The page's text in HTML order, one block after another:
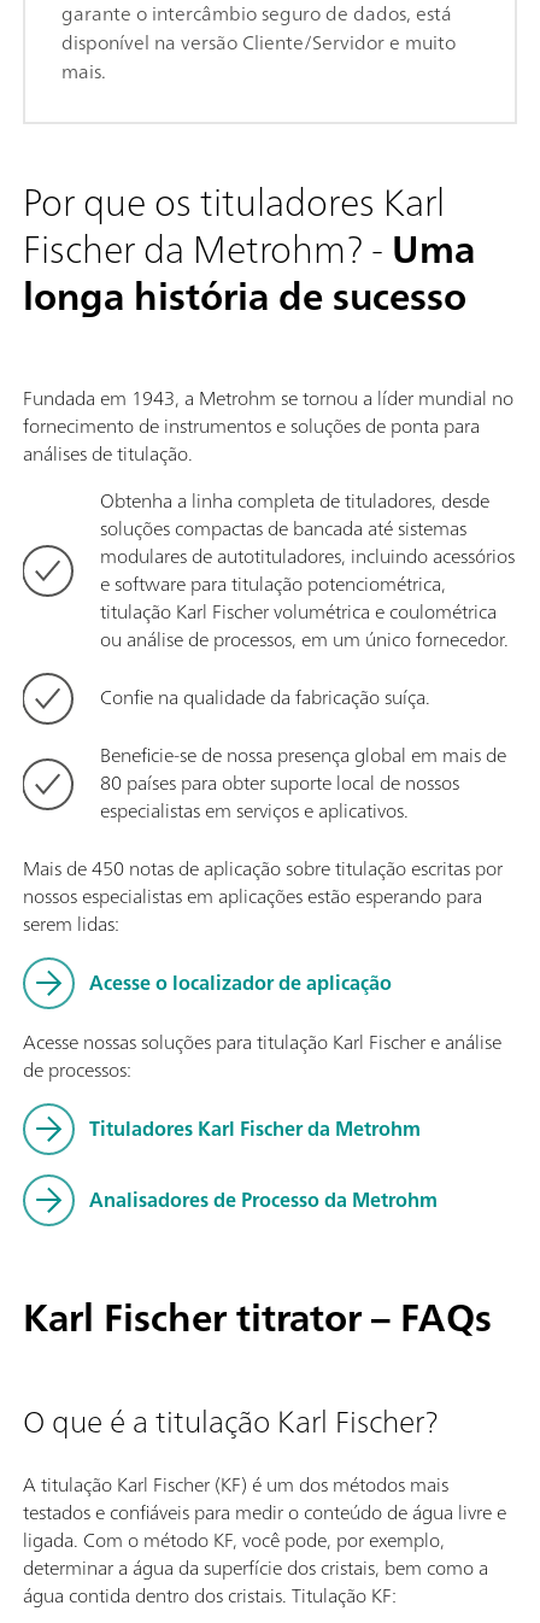
garante o intercâmbio seguro de dados, está
disponível na versão Cliente/Servidor e muito
mais.
Por que os tituladores Karl
Fischer da Metrohm? -Uma
longa história de sucesso
Fundada em 1943, a Metrohm se tornou a líder mundial no
fornecimento de instrumentos e soluções de ponta para
análises de titulação.
Obtenha a linha completa de tituladores, desde
soluções compactas de bancada até sistemas
modulares de autotituladores, incluindo acessórios
e software para titulação potenciométrica,
titulação Karl Fischer volumétrica e coulométrica
ou análise de processos, em um único fornecedor.
Confie na qualidade da fabricação suíça.
Beneficie-se de nossa presença global em mais de
80 países para obter suporte local de nossos
especialistas em serviços e aplicativos.
Mais de 450 notas de aplicação sobre titulação escritas por
nossos especialistas em aplicações estão esperando para
serem lidas:
Acesse o localizador de aplicação
Acesse nossas soluções para titulação Karl Fischer e análise
de processos:
Tituladores Karl Fischer da Metrohm
Analisadores de Processo da Metrohm
Karl Fischer titrator – FAQs
O que é a titulação Karl Fischer?
A titulação Karl Fischer (KF) é um dos métodos mais
testados e confiáveis para medir o conteúdo de água livre e
ligada. Com o método KF, você pode, por exemplo,
determinar a água da superfície dos cristais, bem como a
água contida dentro dos cristais. Titulação KF: